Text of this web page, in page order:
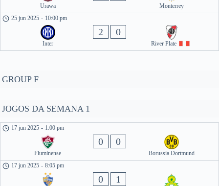
Urawa
Monterrey
25 jun 2025 - 10:00 pm
Inter
2 0
River Plate
GROUP F
JOGOS DA SEMANA 1
17 jun 2025 - 1:00 pm
Fluminense
0 0
Borussia Dortmund
17 jun 2025 - 8:05 pm
0 1